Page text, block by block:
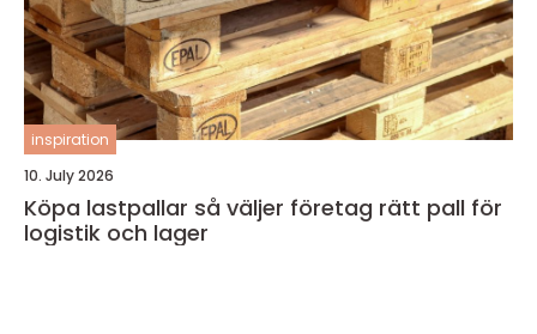
inspiration
10. July 2026
Köpa lastpallar så väljer företag rätt pall för
logistik och lager